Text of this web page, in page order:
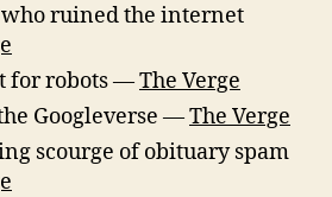
who ruined the internet
for robots —The Verge
Googleverse —The Verge
scourge of obituary spam